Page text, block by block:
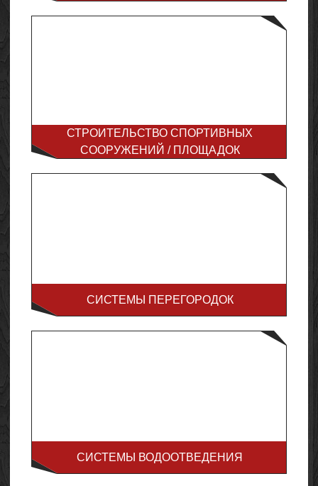
СТРОИТЕЛЬСТВО СПОРТИВНЫХ
СООРУЖЕНИЙ / ПЛОЩАДОК
СИСТЕМЫ ПЕРЕГОРОДОК
СИСТЕМЫ ВОДООТВЕДЕНИЯ